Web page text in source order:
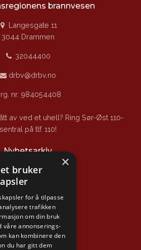
brannvesen
Langesgate 11
3044 Drammen
32044400
drbv@drbv.no
nr. 984054408
av ved et uhell? Ring Sør-Øst 110-
sentral på tlf. 110!
Nyhetsarkiv
Nyhetsarkiv
lenker
Branntips.no
Sikker hverdag
×
bruker
for å tilpasse
trafikken
om din bruk
våre annonserings-
kan kombinere den
du har gitt dem